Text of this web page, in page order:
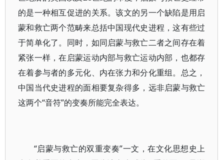
的是一种相互促进的关系。该文的另一个缺陷是用启
蒙和救亡两个范畴来总括中国现代史进程，这有些过
于简单化了。同时，如同启蒙与救亡二者之间存在着
紧张一样，在启蒙运动内部与救亡运动内部，也都存
在着参与者的多元化、内在张力和分化重组。总之，
中国当代史进程的面相要复杂得多，远非启蒙与救亡
这两个“音符”的变奏所能完全表达。
“启蒙与救亡的双重变奏”一文，在文化思想史上